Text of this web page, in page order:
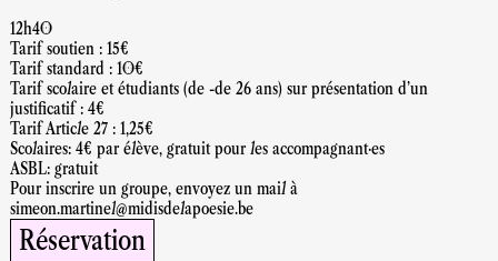
12h40
Tarif soutien : 15€
Tarif standard : 10€
Tarif scolaire et étudiants (de -de 26 ans) sur présentation d'un
justificatif : 4€
Tarif Article 27 : 1,25€
Scolaires: 4€ par élève, gratuit pour les accompagnant·es
ASBL: gratuit
Pour inscrire un groupe, envoyez un mail à
simeon.martinel@midisdelapoesie.be
Réservation